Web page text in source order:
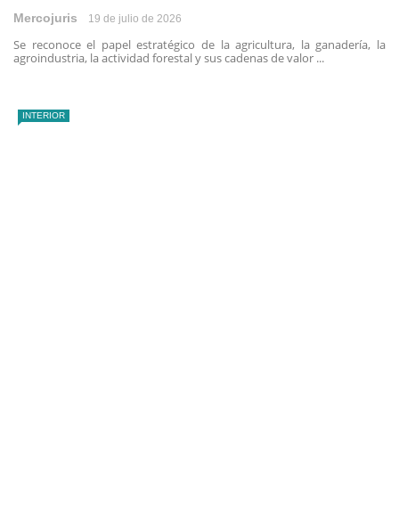
Mercojuris 19 de julio de 2026
Se reconoce el papel estratégico de la agricultura, la ganadería, la
agroindustria, la actividad forestal y sus cadenas de valor ...
INTERIOR